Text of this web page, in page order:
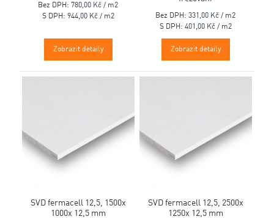
Bez DPH: 780,00 Kč / m2
S DPH: 944,00 Kč / m2
Zobrazit detaily
Bez DPH: 331,00 Kč / m2
S DPH: 401,00 Kč / m2
Zobrazit detaily
SVD fermacell 12,5, 1500x
1000x 12,5 mm
SVD fermacell 12,5, 2500x
1250x 12,5 mm